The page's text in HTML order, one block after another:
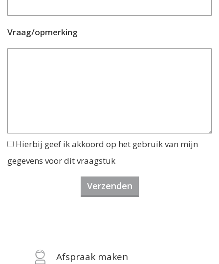
Vraag/opmerking
Hierbij geef ik akkoord op het gebruik van mijn
gegevens voor dit vraagstuk
Afspraak maken